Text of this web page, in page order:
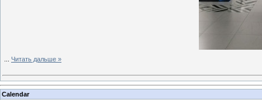
Читать дальше »
Calendar